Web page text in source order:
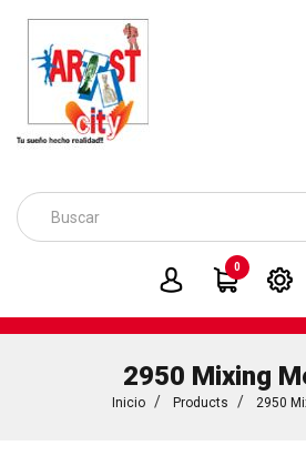
0
2950 Mixing
Inicio Products 2950